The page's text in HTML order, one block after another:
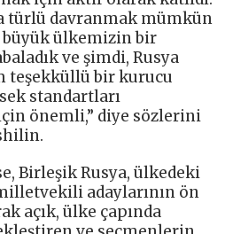
türlü davranmak mümkün
büyük ülkemizin bir
ve şimdi, Rusya
teşekküllü bir kurucu
standartları
önemli,” diye sözlerini
Birleşik Rusya, ülkedeki
adaylarının ön
açık, ülke çapında